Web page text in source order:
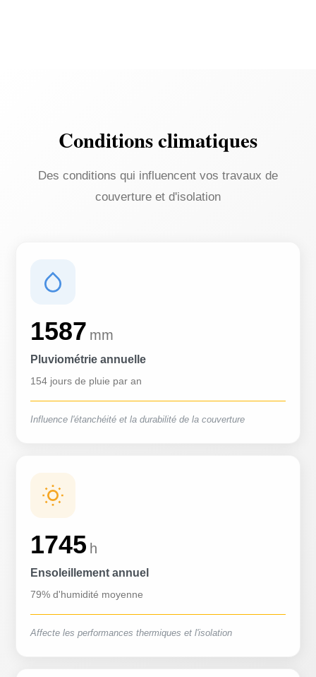
Conditions climatiques
Des conditions qui influencent vos travaux de
couverture et d'isolation
1587 mm
Pluviométrie annuelle
154 jours de pluie par an
Influence l'étanchéité et la durabilité de la couverture
1745 h
Ensoleillement annuel
79% d'humidité moyenne
Affecte les performances thermiques et l'isolation